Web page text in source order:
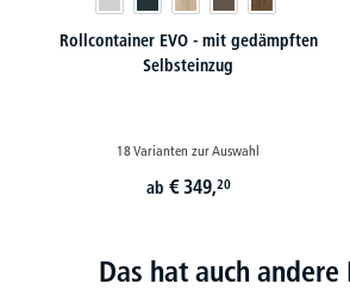
Rollcontainer EVO - mit gedämpften
Selbsteinzug
18 Varianten zur Auswahl
ab € 349,20
Das hat auch andere